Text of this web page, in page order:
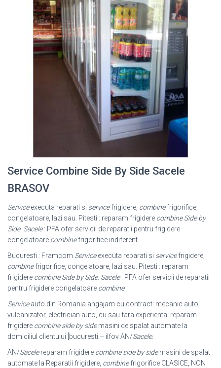
Service Combine Side By Side Sacele
BRASOV
Serviceexecuta reparati si servicefrigidere, combinefrigorifice,
congelatoare, lazi sau. Pitesti : reparam frigidere combine Side by
Side. Sacele: PFA ofer servicii de reparatii pentru frigidere
congelatoare combinefrigorifice indiferent
Bucuresti : Framcom Serviceexecuta reparati si servicefrigidere,
combinefrigorifice, congelatoare, lazi sau. Pitesti : reparam
frigidere combine Side by Side. Sacele: PFA ofer servicii de reparatii
pentru frigidere congelatoare combine
Serviceauto din Romania angajam cu contract: mecanic auto,
vulcanizator, electrician auto, cu sau fara experienta. reparam
frigidere combine side by sidemasini de spalat automate la
domiciliul clientului [bucuresti – ilfov AN/Sacele.
AN/Sacelereparam frigidere combine side by sidemasini de spalat
automate la Reparatii frigidere, combinefrigorifice CLASICE, NON